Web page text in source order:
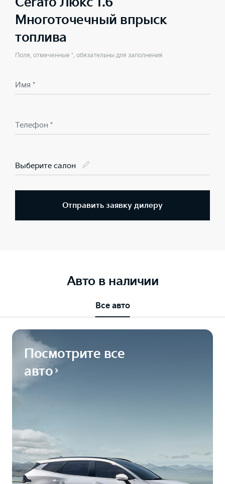
Многоточечный впрыск
топлива
Поля, отмеченные *, обязательны для заполнения
Имя *
Телефон *
Выберите салон
Отправить заявку дилеру
Авто в наличии
Все авто
Посмотрите все
авто